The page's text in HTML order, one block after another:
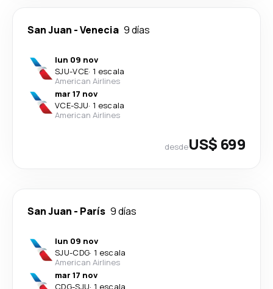
San Juan -Venecia 9 días
lun 09 nov
SJU-VCE· 1 escala
American Airlines
mar 17 nov
VCE-SJU· 1 escala
American Airlines
desdeUS$ 699
San Juan - París 9 días
lun 09 nov
SJU-CDG· 1 escala
American Airlines
mar 17 nov
CDG-SJU· 1 escala